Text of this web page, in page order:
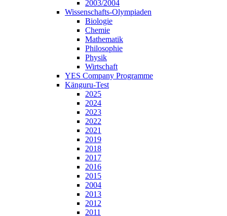
2003/2004
Wissenschafts-Olympiaden
Biologie
Chemie
Mathematik
Philosophie
Physik
Wirtschaft
YES Company Programme
Känguru-Test
2025
2024
2023
2022
2021
2019
2018
2017
2016
2015
2004
2013
2012
2011